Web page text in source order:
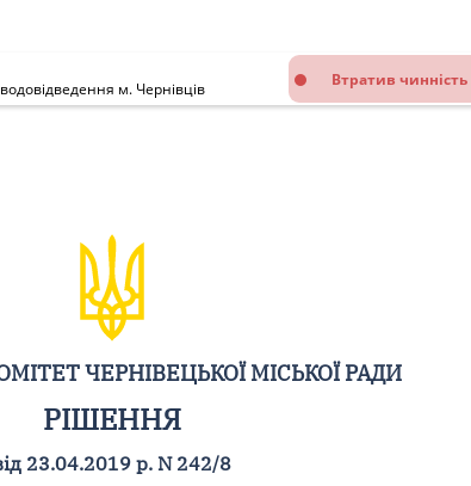
Втратив чинність
м. Чернівців
ЧЕРНІВЕЦЬКОЇ МІСЬКОЇ РАДИ
РІШЕННЯ
23.04.2019 р. N 242/8